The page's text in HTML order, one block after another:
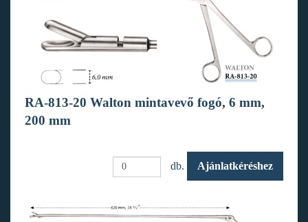
RA-813-20 Walton mintavevő fogó, 6 mm,
200 mm
db. Ajánlatkéréshez